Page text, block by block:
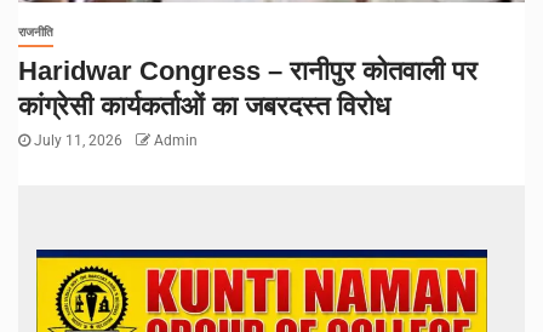
राजनीति
Haridwar Congress – रानीपुर कोतवाली पर
कांग्रेसी कार्यकर्ताओं का जबरदस्त विरोध
July 11, 2026 Admin